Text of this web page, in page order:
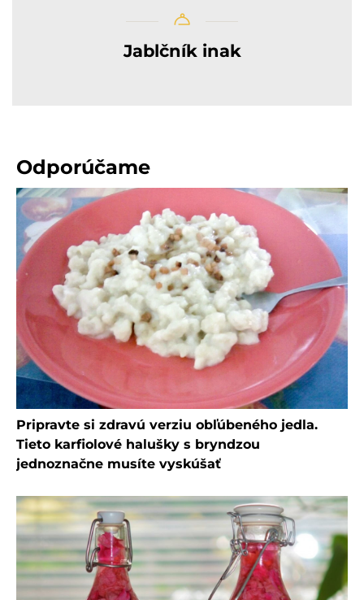
Jablčník inak
Odporúčame
Pripravte si zdravú verziu obľúbeného jedla.
Tieto karfiolové halušky s bryndzou
jednoznačne musíte vyskúšať